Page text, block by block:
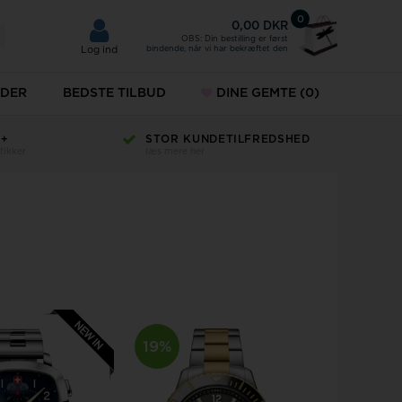
Log ind
0
0,00 DKR
OBS: Din bestilling er først
bindende, når vi har bekræftet den
Police ure
BEDSTE TILBUD DINE GEMTE (0)
STOR KUNDETILFREDSHED
19%